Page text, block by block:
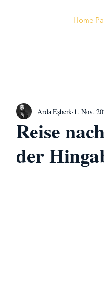
Home
Reise
der
Arda Eşberk 1. Nov.